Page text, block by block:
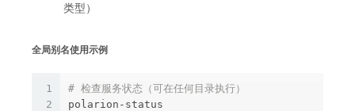
类型）
全局别名使用示例
1
2
# 检查服务状态（可在任何目录执行）
polarion-status